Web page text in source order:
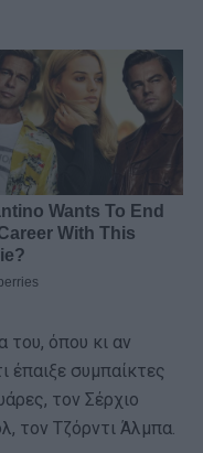
του, όπου κι αν
έπαιξε συμπαίκτες
τον Σέρχιο
τον Τζόρντι Άλμπα.